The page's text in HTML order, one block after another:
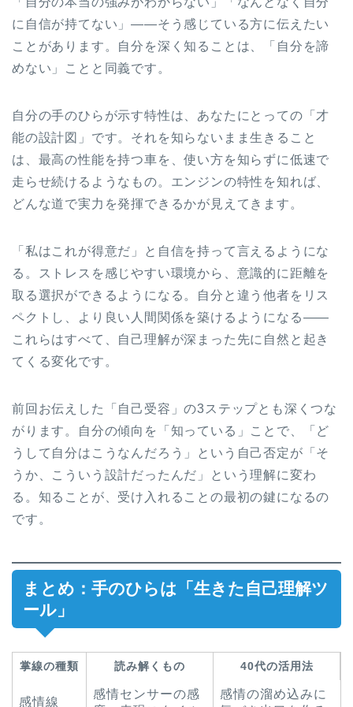
に自信が持てない」——そう感じている方に伝えたい
ことがあります。自分を深く知ることは、「自分を諦
めない」ことと同義です。
自分の手のひらが示す特性は、あなたにとっての「才
能の設計図」です。それを知らないまま生きること
は、最高の性能を持つ車を、使い方を知らずに低速で
走らせ続けるようなもの。エンジンの特性を知れば、
どんな道で実力を発揮できるかが見えてきます。
「私はこれが得意だ」と自信を持って言えるようにな
る。ストレスを感じやすい環境から、意識的に距離を
取る選択ができるようになる。自分と違う他者をリス
ペクトし、より良い人間関係を築けるようになる——
これらはすべて、自己理解が深まった先に自然と起き
てくる変化です。
前回お伝えした「自己受容」の3ステップとも深くつな
がります。自分の傾向を「知っている」ことで、「ど
うして自分はこうなんだろう」という自己否定が「そ
うか、こういう設計だったんだ」という理解に変わ
る。知ることが、受け入れることの最初の鍵になるの
です。
まとめ：手のひらは「生きた自己理解ツ
ール」
掌線の種類 読み解くもの 40代の活用法
感情線
感情センサーの感
感情の溜め込みに